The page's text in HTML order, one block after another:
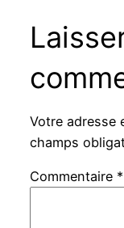
Votre adresse
champs
Commentaire *